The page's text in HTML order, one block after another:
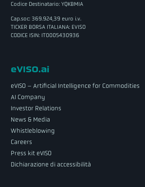
Codice Destinatario: YQKBMIA
Cap.soc: 369.924,39 euro i.v.
TICKER BORSA ITALIANA: EVISO
CODICE ISIN: IT0005430936
eVISO.ai
eVISO – Artificial Intelligence for Commodities
AI Company
Investor Relations
News & Media
Whistleblowing
Careers
Press kit eVISO
Dichiarazione di accessibilità